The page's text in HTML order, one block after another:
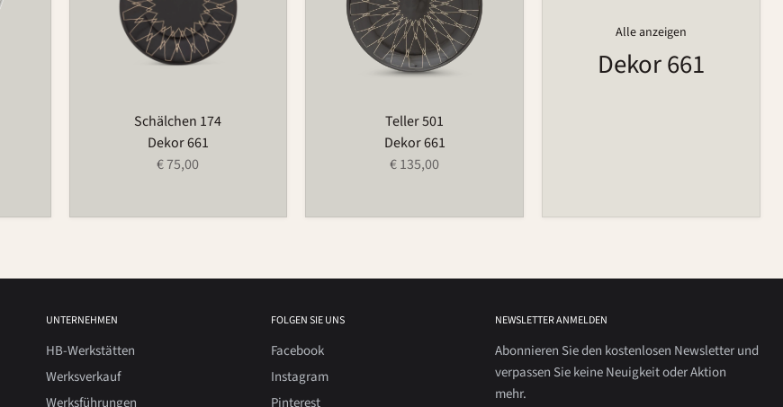
Schälchen 174
Dekor 661
€ 75,00
Teller 501
Dekor 661
€ 135,00
Alle anzeigen
Dekor 661
UNTERNEHMEN
HB-Werkstätten
Werksverkauf
Werksführungen
FOLGEN SIE UNS
Facebook
Instagram
Pinterest
NEWSLETTER ANMELDEN
Abonnieren Sie den kostenlosen Newsletter und
verpassen Sie keine Neuigkeit oder Aktion
mehr.